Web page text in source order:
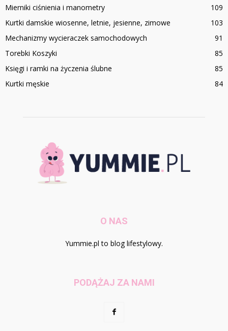
Mierniki ciśnienia i manometry
109
Kurtki damskie wiosenne, letnie, jesienne, zimowe
103
Mechanizmy wycieraczek samochodowych
91
Torebki Koszyki
85
Księgi i ramki na życzenia ślubne
85
Kurtki męskie
84
O NAS
Yummie.pl to blog lifestylowy.
PODĄŻAJ ZA NAMI